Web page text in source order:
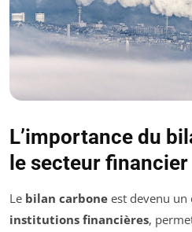
L’importance du
le secteur financier
Le bilan carbone est devenu
institutions financières,